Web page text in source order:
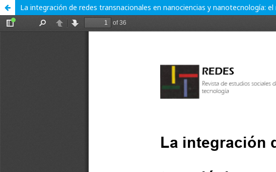
La integración de redes transnacionales en nanociencias y nanotecnología: